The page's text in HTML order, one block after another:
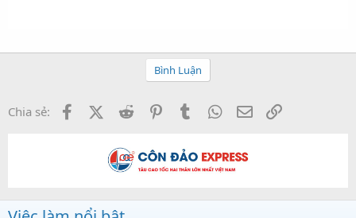
Bình Luận
Chia sẻ: FacebookX (Twitter)
Reddit PinterestTumblr WhatsApp
Email